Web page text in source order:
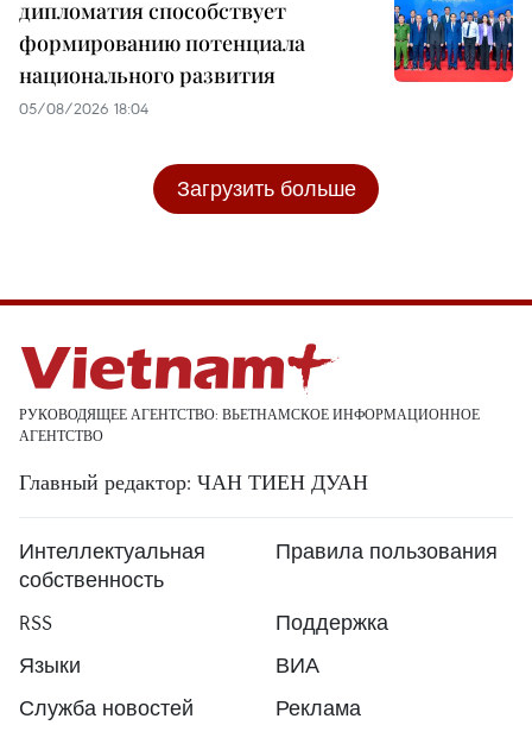
дипломатия способствует
формированию потенциала
национального развития
05/08/2026 18:04
Загрузить больше
РУКОВОДЯЩЕЕ АГЕНТСТВО: ВЬЕТНАМСКОЕ ИНФОРМАЦИОННОЕ
АГЕНТСТВО
Главный редактор: ЧАН ТИЕН ДУАН
Интеллектуальная
собственность
Правила пользования
RSS
Поддержка
Языки
ВИА
Служба новостей
Реклама